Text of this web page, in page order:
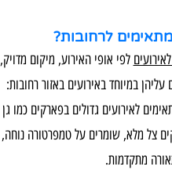
לרחובות?
לפי אופי האירוע, מיקום מדויק,
במיוחד באירועים באזור רחובות:
לאירועים גדולים בפארקים כמו גן
צל מלא, שומרים על טמפרטורה נוחה,
מתקדמות.